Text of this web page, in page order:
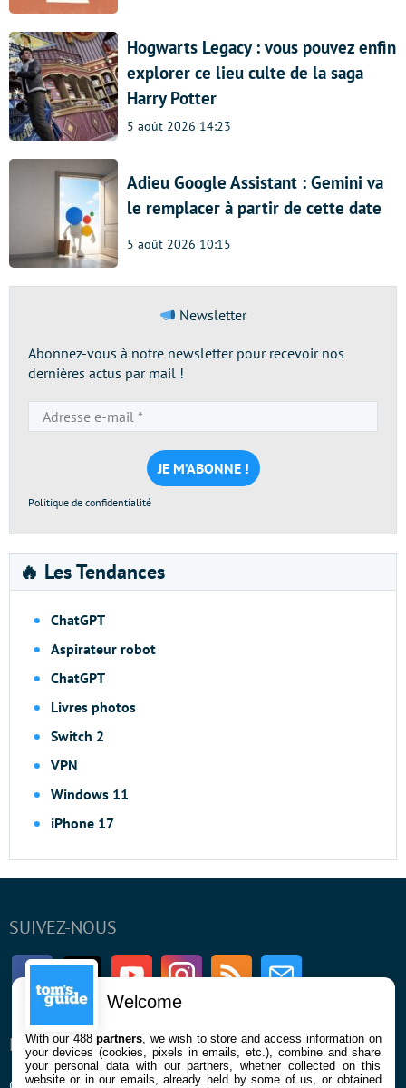
Hogwarts Legacy : vous pouvez enfin
explorer ce lieu culte de la saga
Harry Potter
5 août 2026 14:23
Adieu Google Assistant : Gemini va
le remplacer à partir de cette date
5 août 2026 10:15
Newsletter
Abonnez-vous à notre newsletter pour recevoir nos
dernières actus par mail !
e-
mail
*
Politique de confidentialité
🔥 Les Tendances
ChatGPT
Aspirateur robot
ChatGPT
Livres photos
Switch 2
VPN
Windows 11
iPhone 17
SUIVEZ-NOUS
FacebookTwitter Youtube InstagramRSS Newsletter
ENTREPRISE À PROPOS
Welcome
With our 488partners , we wish to store and access information on
your devices (cookies, pixels in emails, etc.), combine and share
your personal data with our partners, whether collected on this
website or in our emails, already held by some of us, or obtained